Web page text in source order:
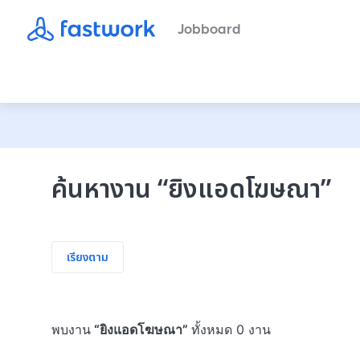
Jobboard
ค้นหางาน “ยิงแอดโฆษณา”
เรียงตาม
พบงาน “ยิงแอดโฆษณา” ทั้งหมด 0 งาน